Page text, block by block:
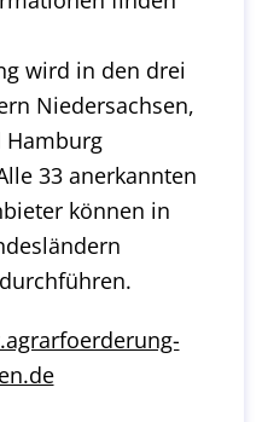
wird in den drei
Niedersachsen,
Hamburg
33 anerkannten
können in